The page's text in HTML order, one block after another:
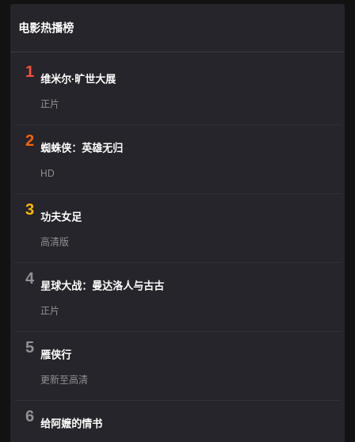
电影热播榜
1 维米尔·旷世大展
正片
2 蜘蛛侠：英雄无归
HD
3 功夫女足
高清版
4 星球大战：曼达洛人与古古
正片
5 雁侠行
更新至高清
6 给阿嬷的情书